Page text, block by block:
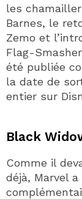
les
Barnes, le
Zemo et
Flag-
été publiée
la date de
entier sur
Black
Comme il
déjà, Marvel